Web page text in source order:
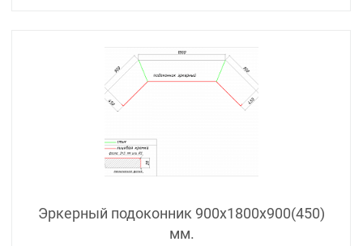
Эркерный подоконник 900х1800х900(450)
мм.